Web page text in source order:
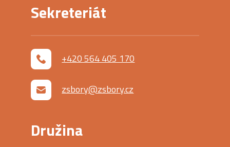
Sekreteriát
+420 564 405 170
zsbory@zsbory.cz
Družina